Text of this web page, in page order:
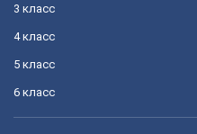
3 класс
4 класс
5 класс
6 класс